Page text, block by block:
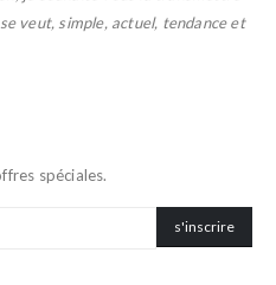
veut, simple, actuel, tendance et
spéciales.